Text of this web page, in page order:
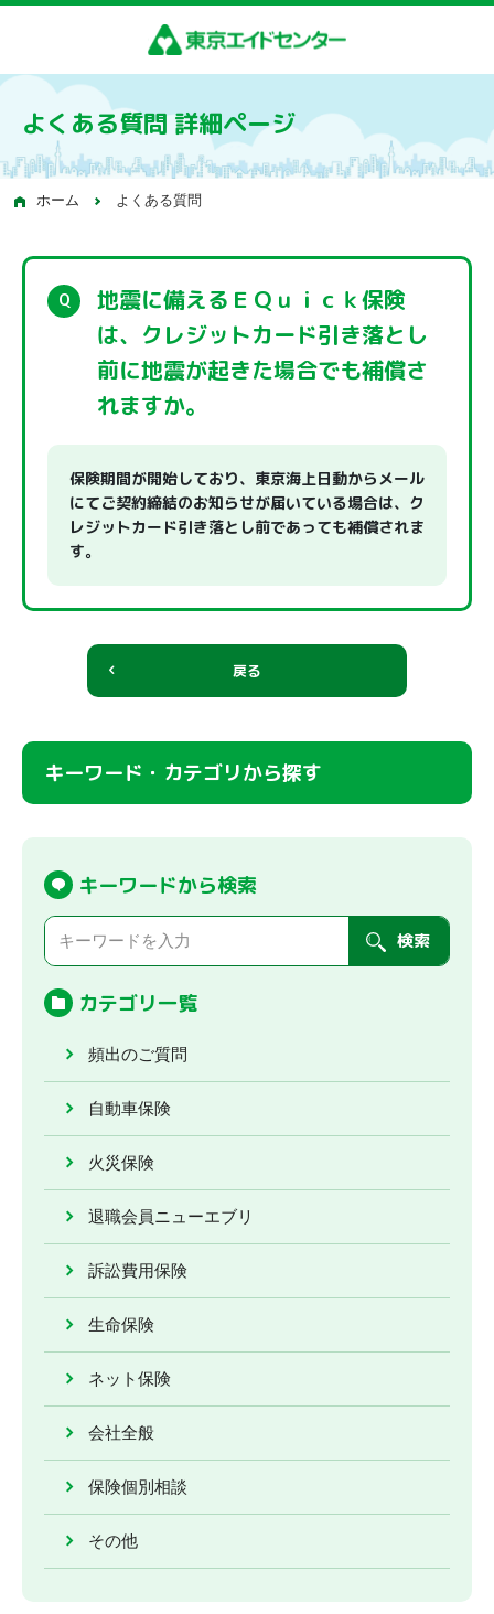
よくある質問 詳細ページ
ホーム よくある質問
地震に備えるＥＱｕｉｃｋ保険
は、クレジットカード引き落とし
前に地震が起きた場合でも補償さ
れますか。
保険期間が開始しており、東京海上日動からメール
にてご契約締結のお知らせが届いている場合は、ク
レジットカード引き落とし前であっても補償されま
す。
戻る
キーワード・カテゴリから探す
キーワードから検索
検索
カテゴリ一覧
頻出のご質問
自動車保険
火災保険
退職会員ニューエブリ
訴訟費用保険
生命保険
ネット保険
会社全般
保険個別相談
その他